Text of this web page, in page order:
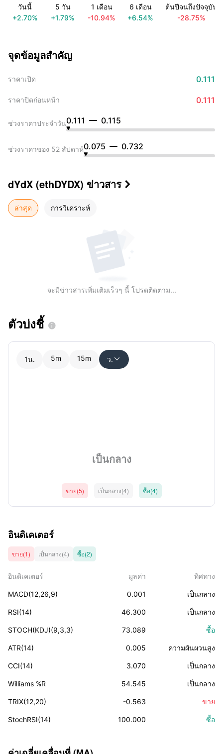
วันนี้
+2.70%
5 วัน
+1.79%
1 เดือน
-10.94%
6 เดือน
+6.54%
ต้นปีจนถึงปัจจุบัน
-28.75%
จุดข้อมูลสำคัญ
ราคาเปิด 0.111
ราคาปิดก่อนหน้า 0.111
ช่วงราคาประจำวัน0.111 0.115
ช่วงราคาของ 52 สัปดาห์0.075 0.732
dYdX (ethDYDX) ข่าวสาร 
ล่าสุด การวิเคราะห์
จะมีข่าวสารเพิ่มเติมเร็วๆ นี้ โปรดติดตาม...
ตัวบ่งชี้ 
1น. 5m 15m ว. 
เป็นกลาง
ขาย(5) เป็นกลาง(4) ซื้อ(4)
อินดิเคเตอร์
ขาย(1) เป็นกลาง(4) ซื้อ(2)
อินดิเคเตอร์ มูลค่า ทิศทาง
MACD(12,26,9) 0.001 เป็นกลาง
RSI(14) 46.300 เป็นกลาง
STOCH(KDJ)(9,3,3) 73.089 ซื้อ
ATR(14) 0.005 ความผันผวนสูง
CCI(14) 3.070 เป็นกลาง
Williams %R 54.545 เป็นกลาง
TRIX(12,20) -0.563 ขาย
StochRSI(14) 100.000 ซื้อ